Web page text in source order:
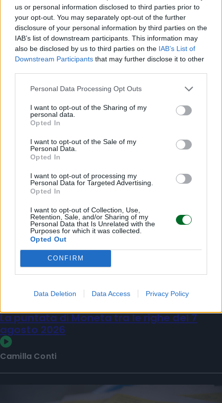
us or personal information disclosed to third parties prior to
your opt-out. You may separately opt-out of the further
disclosure of your personal information by third parties on the
IAB’s list of downstream participants. This information may
also be disclosed by us to third parties on the IAB’s List of
Downstream Participants that may further disclose it to other
Personal Data Processing Opt Outs
I want to opt-out of the Sharing of my
personal data.
Opted In
I want to opt-out of the Sale of my
Personal Data.
Opted In
I want to opt-out of processing my
Personal Data for Targeted Advertising.
Opted In
I want to opt-out of Collection, Use,
Retention, Sale, and/or Sharing of my
Personal Data that Is Unrelated with the
Purposes for which it was collected.
Opted Out
CONFIRM
Data Deletion Data Access Privacy Policy
IMPRESA E MANAGEMENT
"Col caldo record cambia anche lo
shopping: strategie per le aziende che non
vogliono veder colare a picco le vendite"
Sfoglia Moneta
MULTIMEDIA
La puntata di Moneta tra le righe del 7
agosto 2026
Camilla Conti